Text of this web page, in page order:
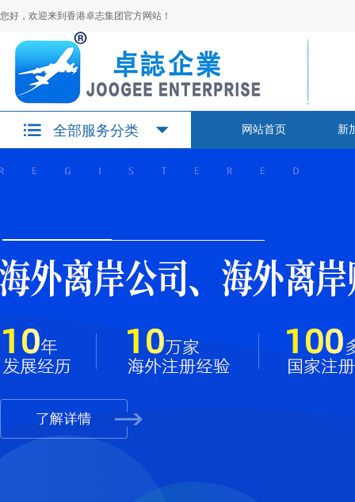
您好，欢迎来到香港卓志集团官方网站！
全部服务分类 网站首页 新